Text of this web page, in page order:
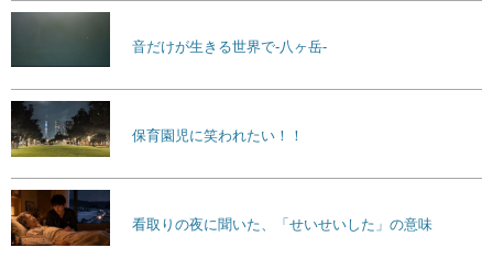
音だけが生きる世界で-八ヶ岳-
保育園児に笑われたい！！
看取りの夜に聞いた、「せいせいした」の意味